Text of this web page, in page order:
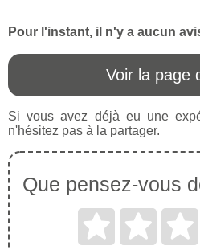
Pour l'instant, il n'y a aucun
Voir la page
Si vous avez déjà eu une
n'hésitez pas à la partager.
Que pensez-vous